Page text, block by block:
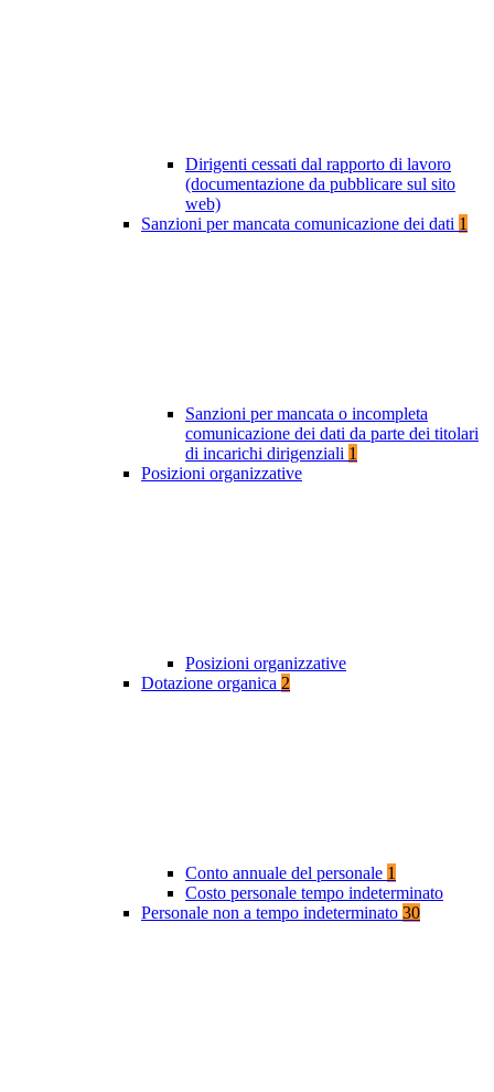
Dirigenti cessati dal rapporto di lavoro
(documentazione da pubblicare sul sito
web)
Sanzioni per mancata comunicazione dei dati 1
Sanzioni per mancata o incompleta
comunicazione dei dati da parte dei titolari
di incarichi dirigenziali 1
Posizioni organizzative
Posizioni organizzative
Dotazione organica 2
Conto annuale del personale 1
Costo personale tempo indeterminato
Personale non a tempo indeterminato 30